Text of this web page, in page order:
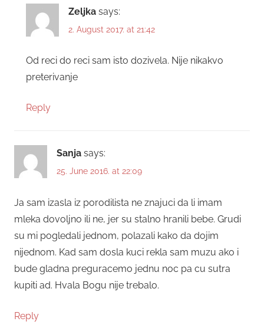
Zeljka says:
2. August 2017. at 21:42
Od reci do reci sam isto dozivela. Nije nikakvo
preterivanje
Reply
Sanja says:
25. June 2016. at 22:09
Ja sam izasla iz porodilista ne znajuci da li imam
mleka dovoljno ili ne, jer su stalno hranili bebe. Grudi
su mi pogledali jednom, polazali kako da dojim
nijednom. Kad sam dosla kuci rekla sam muzu ako i
bude gladna preguracemo jednu noc pa cu sutra
kupiti ad. Hvala Bogu nije trebalo.
Reply